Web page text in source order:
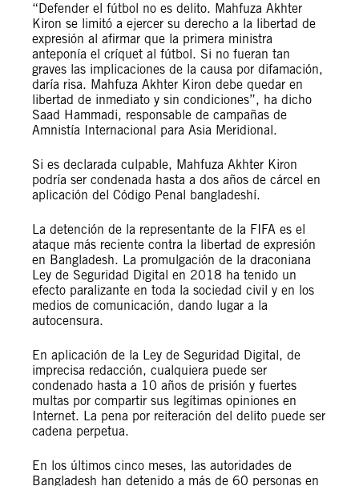
“Defender el fútbol no es delito. Mahfuza Akhter
Kiron se limitó a ejercer su derecho a la libertad de
expresión al afirmar que la primera ministra
anteponía el críquet al fútbol. Si no fueran tan
graves las implicaciones de la causa por difamación,
daría risa. Mahfuza Akhter Kiron debe quedar en
libertad de inmediato y sin condiciones”, ha dicho
Saad Hammadi, responsable de campañas de
Amnistía Internacional para Asia Meridional.
Si es declarada culpable, Mahfuza Akhter Kiron
podría ser condenada hasta a dos años de cárcel en
aplicación del Código Penal bangladeshí.
La detención de la representante de la FIFA es el
ataque más reciente contra la libertad de expresión
en Bangladesh. La promulgación de la draconiana
Ley de Seguridad Digital en 2018 ha tenido un
efecto paralizante en toda la sociedad civil y en los
medios de comunicación, dando lugar a la
autocensura.
En aplicación de la Ley de Seguridad Digital, de
imprecisa redacción, cualquiera puede ser
condenado hasta a 10 años de prisión y fuertes
multas por compartir sus legítimas opiniones en
Internet. La pena por reiteración del delito puede ser
cadena perpetua.
En los últimos cinco meses, las autoridades de
Bangladesh han detenido a más de 60 personas en